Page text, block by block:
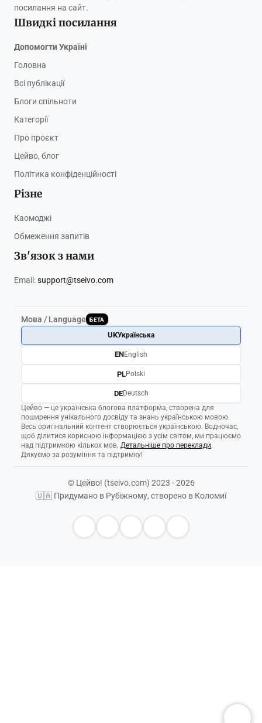
посилання на сайт.
Швидкі посилання
Допомогти Україні
Головна
Всі публікації
Блоги спільноти
Категорії
Про проєкт
Цейво, блог
Політика конфіденційності
Різне
Каомоджі
Обмеження запитів
Зв'язок з нами
Email:support@tseivo.com
Мова / Language БЕТА
Цейво — це українська блогова платформа, створена для
поширення унікального досвіду та знань українською мовою.
Весь оригінальний контент створюється українською. Водночас,
щоб ділитися корисною інформацією з усім світом, ми працюємо
над підтримкою кількох мов. Детальніше про переклади.
Дякуємо за розуміння та підтримку!
UKУкраїнська
ENEnglish
PLPolski
DEDeutsch
© Цейво! (tseivo.com) 2023 - 2026
🇺🇦 Придумано в Рубіжному, створено в Коломиї